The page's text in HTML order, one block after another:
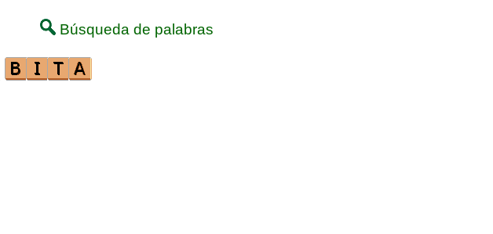
Búsqueda de palabras